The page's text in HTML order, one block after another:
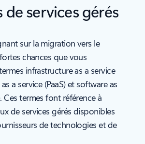
de services gérés
sur la migration vers le
chances que vous
infrastructure as a service
a service (PaaS) et software as
Ces termes font référence à
de services gérés disponibles
de technologies et de